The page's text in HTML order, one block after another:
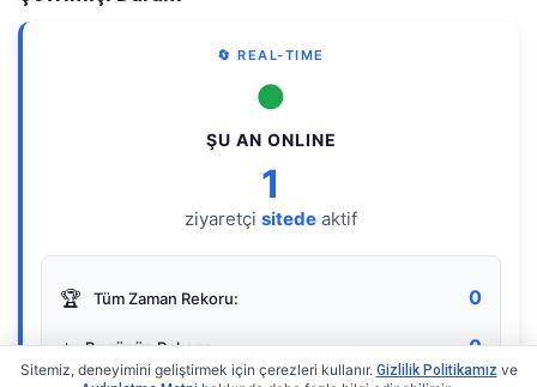
🔄 REAL-TIME
●
ŞU AN ONLINE
1
ziyaretçi sitede aktif
🏆 Tüm Zaman Rekoru: 0
⭐ Bugünün Rekoru: 0
Sitemiz, deneyimini geliştirmek için çerezleri kullanır. Gizlilik Politikamız ve